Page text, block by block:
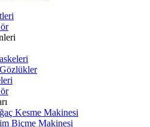
Kesme Makinesi
Biçme Makinesi